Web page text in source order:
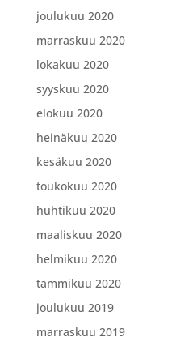
joulukuu 2020
marraskuu 2020
lokakuu 2020
syyskuu 2020
elokuu 2020
heinäkuu 2020
kesäkuu 2020
toukokuu 2020
huhtikuu 2020
maaliskuu 2020
helmikuu 2020
tammikuu 2020
joulukuu 2019
marraskuu 2019